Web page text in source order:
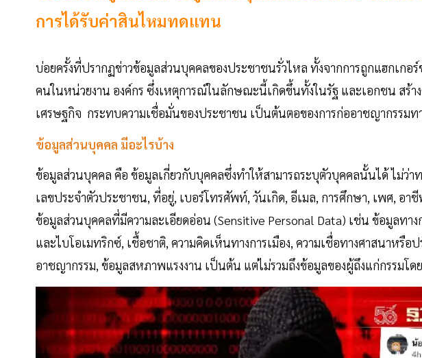
การได้รับค่าสินไหมทดแทน
บ่อยครั้งที่ปรากฏข่าวข้อมูลส่วนบุคคลของประชาชนรั่วไหล ทั้งจากการถูกแฮกเกอ
คนในหน่วยงาน องค์กร ซึ่งเหตุการณ์ในลักษณะนี้เกิดขึ้นทั้งในรัฐ และเอกชน สร้า
เศรษฐกิจ กระทบความเชื่อมั่นของประชาชน เป็นต้นตอของการก่ออาชญากรรมทา
ข้อมูลส่วนบุคคล มีอะไรบ้าง
ข้อมูลส่วนบุคคล คือ ข้อมูลเกี่ยวกับบุคคลซึ่งทำให้สามารถระบุตัวบุคคลนั้นได้ ไม่ว่า
เลขประจำตัวประชาชน, ที่อยู่, เบอร์โทรศัพท์, วันเกิด, อีเมล, การศึกษา, เพศ, อา
ข้อมูลส่วนบุคคลที่มีความละเอียดอ่อน (Sensitive Personal Data) เช่น ข้อมูลท
และไบโอเมทริกซ์, เชื้อชาติ, ความคิดเห็นทางการเมือง, ความเชื่อทางศาสนาหรื
อาชญากรรม, ข้อมูลสหภาพแรงงาน เป็นต้น แต่ไม่รวมถึงข้อมูลของผู้ถึงแก่กรรมโด